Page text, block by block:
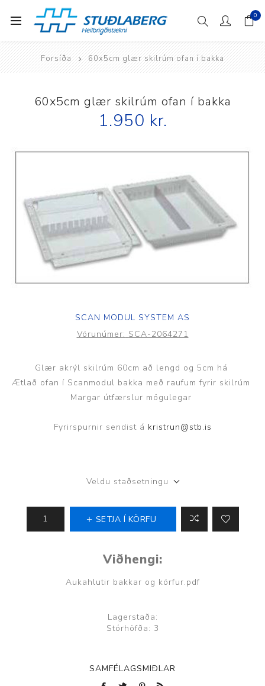
0
Forsíða 60x5cm glær skilrúm ofan í bakka
60x5cm glær skilrúm ofan í bakka
1.950 kr.
SCAN MODUL SYSTEM AS
Vörunúmer: SCA-2064271
Glær akrýl skilrúm 60cm að lengd og 5cm há
Ætlað ofan í Scanmodul bakka með raufum fyrir skilrúm
Margar útfærslur mögulegar
Fyrirspurnir sendist á kristrun@stb.is
Veldu staðsetningu
SETJA Í KÖRFU
Viðhengi:
Aukahlutir bakkar og körfur.pdf
Lagerstaða:
Stórhöfða: 3
SAMFÉLAGSMIÐLAR